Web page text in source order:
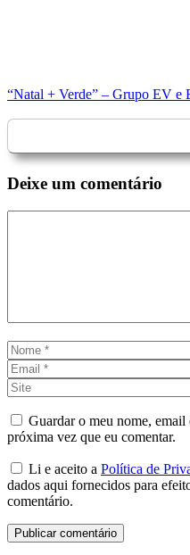
“Natal + Verde” – Grupo EV e
Deixe um comentário
Nome
Guardar o meu nome, email
próxima vez que eu comentar.
Li e aceito a Política de
dados aqui fornecidos para
comentário.